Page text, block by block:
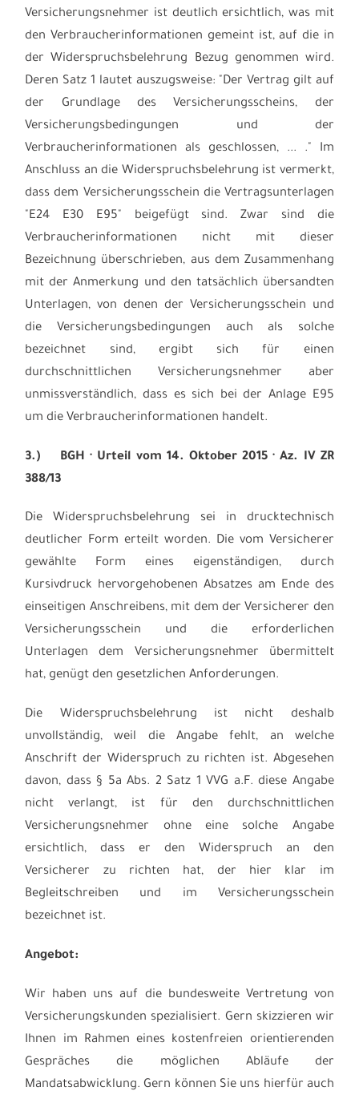
Versicherungsnehmer ist deutlich ersichtlich, was mit
den Verbraucherinformationen gemeint ist, auf die in
der Widerspruchsbelehrung Bezug genommen wird.
Deren Satz 1 lautet auszugsweise: "Der Vertrag gilt auf
der Grundlage des Versicherungsscheins, der
Versicherungsbedingungen und der
Verbraucherinformationen als geschlossen, ... ." Im
Anschluss an die Widerspruchsbelehrung ist vermerkt,
dass dem Versicherungsschein die Vertragsunterlagen
"E24 E30 E95" beigefügt sind. Zwar sind die
Verbraucherinformationen nicht mit dieser
Bezeichnung überschrieben, aus dem Zusammenhang
mit der Anmerkung und den tatsächlich übersandten
Unterlagen, von denen der Versicherungsschein und
die Versicherungsbedingungen auch als solche
bezeichnet sind, ergibt sich für einen
durchschnittlichen Versicherungsnehmer aber
unmissverständlich, dass es sich bei der Anlage E95
um die Verbraucherinformationen handelt.
3.) BGH · Urteil vom 14. Oktober 2015 · Az. IV ZR
388/13
Die Widerspruchsbelehrung sei in drucktechnisch
deutlicher Form erteilt worden. Die vom Versicherer
gewählte Form eines eigenständigen, durch
Kursivdruck hervorgehobenen Absatzes am Ende des
einseitigen Anschreibens, mit dem der Versicherer den
Versicherungsschein und die erforderlichen
Unterlagen dem Versicherungsnehmer übermittelt
hat, genügt den gesetzlichen Anforderungen.
Die Widerspruchsbelehrung ist nicht deshalb
unvollständig, weil die Angabe fehlt, an welche
Anschrift der Widerspruch zu richten ist. Abgesehen
davon, dass § 5a Abs. 2 Satz 1 VVG a.F. diese Angabe
nicht verlangt, ist für den durchschnittlichen
Versicherungsnehmer ohne eine solche Angabe
ersichtlich, dass er den Widerspruch an den
Versicherer zu richten hat, der hier klar im
Begleitschreiben und im Versicherungsschein
bezeichnet ist.
Angebot:
Wir haben uns auf die bundesweite Vertretung von
Versicherungskunden spezialisiert. Gern skizzieren wir
Ihnen im Rahmen eines kostenfreien orientierenden
Gespräches die möglichen Abläufe der
Mandatsabwicklung. Gern können Sie uns hierfür auch